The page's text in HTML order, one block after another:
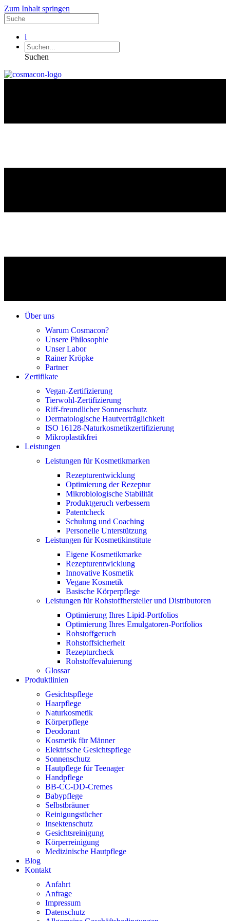
Zum Inhalt springen
i
Suchen
Über uns
Warum Cosmacon?
Unsere Philosophie
Unser Labor
Rainer Kröpke
Partner
Zertifikate
Vegan-Zertifizierung
Tierwohl-Zertifizierung
Riff-freundlicher Sonnenschutz
Dermatologische Hautverträglichkeit
ISO 16128-Naturkosmetikzertifizierung
Mikroplastikfrei
Leistungen
Leistungen für Kosmetikmarken
Rezepturentwicklung
Optimierung der Rezeptur
Mikrobiologische Stabilität
Produktgeruch verbessern
Patentcheck
Schulung und Coaching
Personelle Unterstützung
Leistungen für Kosmetikinstitute
Eigene Kosmetikmarke
Rezepturentwicklung
Innovative Kosmetik
Vegane Kosmetik
Basische Körperpflege
Leistungen für Rohstoffhersteller und Distributoren
Optimierung Ihres Lipid-Portfolios
Optimierung Ihres Emulgatoren-Portfolios
Rohstoffgeruch
Rohstoffsicherheit
Rezepturcheck
Rohstoffevaluierung
Glossar
Produktlinien
Gesichtspflege
Haarpflege
Naturkosmetik
Körperpflege
Deodorant
Kosmetik für Männer
Elektrische Gesichtspflege
Sonnenschutz
Hautpflege für Teenager
Handpflege
BB-CC-DD-Cremes
Babypflege
Selbstbräuner
Reinigungstücher
Insektenschutz
Gesichtsreinigung
Körperreinigung
Medizinische Hautpflege
Blog
Kontakt
Anfahrt
Anfrage
Impressum
Datenschutz